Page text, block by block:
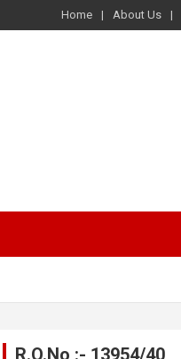
Home About Us
R.O.No :- 13954/40